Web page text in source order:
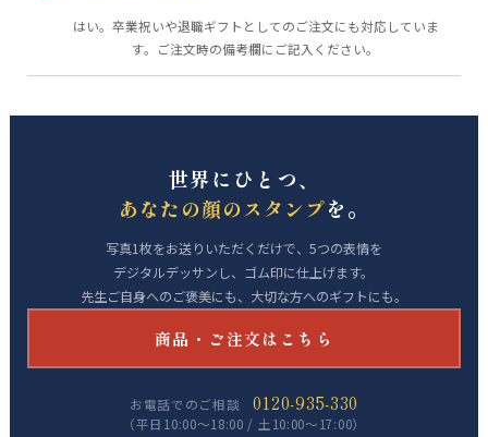
はい。卒業祝いや退職ギフトとしてのご注文にも対応していま
す。ご注文時の備考欄にご記入ください。
世界にひとつ、
あなたの顔のスタンプを。
写真1枚をお送りいただくだけで、5つの表情を
デジタルデッサンし、ゴム印に仕上げます。
先生ご自身へのご褒美にも、大切な方へのギフトにも。
商品・ご注文はこちら
お電話でのご相談 0120-935-330
（平日10:00～18:00 / 土10:00～17:00）